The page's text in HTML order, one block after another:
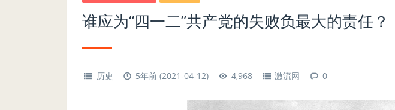
谁应为“四一二”共产党的失败负最大的责任？
历史 5年前 (2021-04-12) 4,968 激流网 0